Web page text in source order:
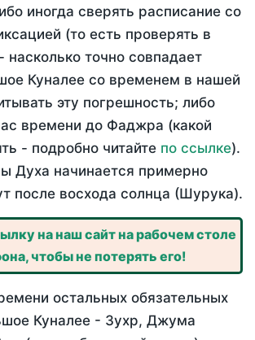
иногда сверять расписание со
(то есть проверять в
насколько точно совпадает
Куналее со временем в нашей
эту погрешность; либо
времени до Фаджра (какой
- подробно читайте по ссылке).
Духа начинается примерно
после восхода солнца (Шурука).
на наш сайт на рабочем столе
чтобы не потерять его!
остальных обязательных
Куналее - Зухр, Джума